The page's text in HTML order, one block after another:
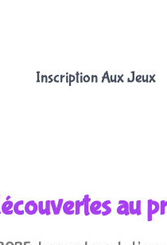
Inscription Aux Jeux
au